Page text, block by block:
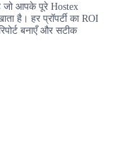
जो आपके पूरे Hostex
है। हर प्रॉपर्टी का ROI
बनाएँ और सटीक